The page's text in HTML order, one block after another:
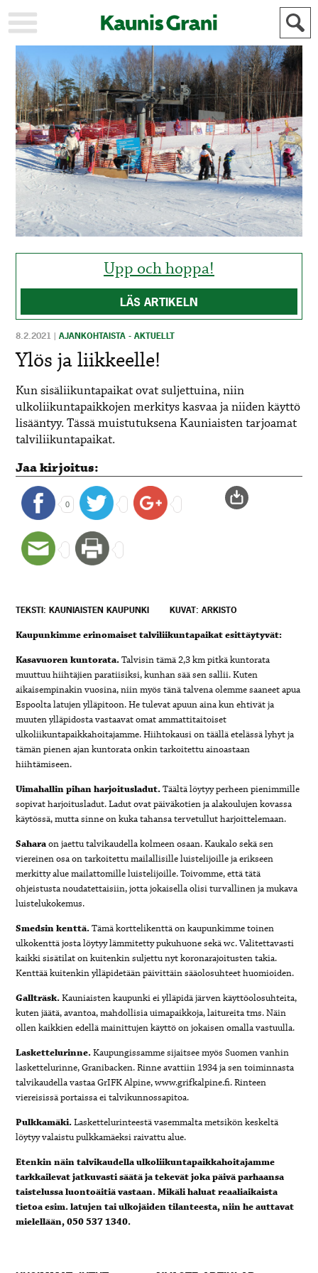
KAUPUNKI
STADEN
AJANKOHTAISTA
AKTUELLT
URHEILU
IDROTT
KULTTUURI
KULTUR
HISTORIA
HISTORIA
YLEINEN
ALLMÄN
MAINOSTAJILLE
FÖR
ANNONSÖRER
Upp och hoppa!
LÄS ARTIKELN
8.2.2021 |AJANKOHTAISTA - AKTUELLT
Ylös ja liikkeelle!
Kun sisäliikuntapaikat ovat suljettuina, niin
ulkoliikuntapaikkojen merkitys kasvaa ja niiden käyttö
lisääntyy. Tässä muistutuksena Kauniaisten tarjoamat
talviliikuntapaikat.
Jaa kirjoitus:
0
TEKSTI: KAUNIAISTEN KAUPUNKI KUVAT: ARKISTO
Kaupunkimme erinomaiset talviliikuntapaikat esittäytyvät:
Kasavuoren kuntorata.Talvisin tämä 2,3 km pitkä kuntorata
muuttuu hiihtäjien paratiisiksi, kunhan sää sen sallii. Kuten
aikaisempinakin vuosina, niin myös tänä talvena olemme saaneet apua
Espoolta latujen ylläpitoon. He tulevat apuun aina kun ehtivät ja
muuten ylläpidosta vastaavat omat ammattitaitoiset
ulkoliikuntapaikkahoitajamme. Hiihtokausi on täällä etelässä lyhyt ja
tämän pienen ajan kuntorata onkin tarkoitettu ainoastaan
hiihtämiseen.
Uimahallin pihan harjoitusladut.Täältä löytyy perheen pienimmille
sopivat harjoitusladut. Ladut ovat päiväkotien ja alakoulujen kovassa
käytössä, mutta sinne on kuka tahansa tervetullut harjoittelemaan.
Saharaon jaettu talvikaudella kolmeen osaan. Kaukalo sekä sen
viereinen osa on tarkoitettu mailallisille luistelijoille ja erikseen
merkitty alue mailattomille luistelijoille. Toivomme, että tätä
ohjeistusta noudatettaisiin, jotta jokaisella olisi turvallinen ja mukava
luistelukokemus.
Smedsin kenttä.Tämä korttelikenttä on kaupunkimme toinen
ulkokenttä josta löytyy lämmitetty pukuhuone sekä wc. Valitettavasti
kaikki sisätilat on kuitenkin suljettu nyt koronarajoitusten takia.
Kenttää kuitenkin ylläpidetään päivittäin sääolosuhteet huomioiden.
Gallträsk.Kauniaisten kaupunki ei ylläpidä järven käyttöolosuhteita,
kuten jäätä, avantoa, mahdollisia uimapaikkoja, laitureita tms. Näin
ollen kaikkien edellä mainittujen käyttö on jokaisen omalla vastuulla.
Laskettelurinne.Kaupungissamme sijaitsee myös Suomen vanhin
laskettelurinne, Granibacken. Rinne avattiin 1934 ja sen toiminnasta
talvikaudella vastaa GrIFK Alpine, www.grifkalpine.fi. Rinteen
viereisissä portaissa ei talvikunnossapitoa.
Pulkkamäki.Laskettelurinteestä vasemmalta metsikön keskeltä
löytyy valaistu pulkkamäeksi raivattu alue.
Etenkin näin talvikaudella ulkoliikuntapaikkahoitajamme
tarkkailevat jatkuvasti säätä ja tekevät joka päivä parhaansa
taistelussa luontoäitiä vastaan. Mikäli haluat reaaliaikaista
tietoa esim. latujen tai ulkojäiden tilanteesta, niin he auttavat
mielellään, 050 537 1340.